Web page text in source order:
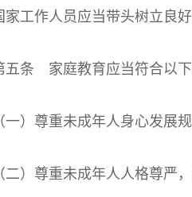
作人员应当带头树立良好
家庭教育应当符合以下
尊重未成年人身心发展规
尊重未成年人人格尊严，